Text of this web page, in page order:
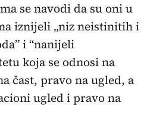
se navodi da su oni u
iznijeli „niz neistinitih i
i “nanijeli
koja se odnosi na
čast, pravo na ugled, a
ugled i pravo na